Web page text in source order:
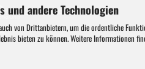
und andere Technologien
von Drittanbietern, um die ordentliche
bieten zu können. Weitere Informationen